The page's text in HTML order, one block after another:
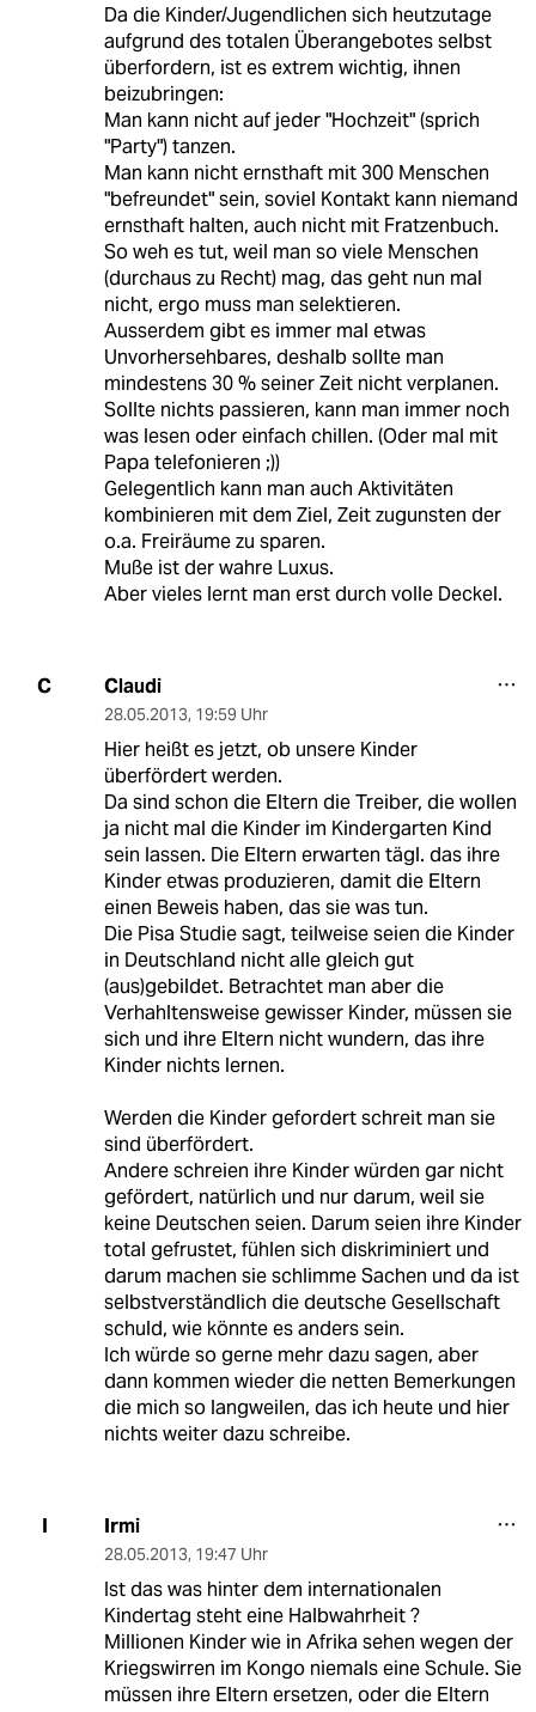
Da die Kinder/Jugendlichen sich heutzutage
aufgrund des totalen Überangebotes selbst
überfordern, ist es extrem wichtig, ihnen
beizubringen:
Man kann nicht auf jeder "Hochzeit" (sprich
"Party") tanzen.
Man kann nicht ernsthaft mit 300 Menschen
"befreundet" sein, soviel Kontakt kann niemand
ernsthaft halten, auch nicht mit Fratzenbuch.
So weh es tut, weil man so viele Menschen
(durchaus zu Recht) mag, das geht nun mal
nicht, ergo muss man selektieren.
Ausserdem gibt es immer mal etwas
Unvorhersehbares, deshalb sollte man
mindestens 30 % seiner Zeit nicht verplanen.
Sollte nichts passieren, kann man immer noch
was lesen oder einfach chillen. (Oder mal mit
Papa telefonieren ;))
Gelegentlich kann man auch Aktivitäten
kombinieren mit dem Ziel, Zeit zugunsten der
o.a. Freiräume zu sparen.
Muße ist der wahre Luxus.
Aber vieles lernt man erst durch volle Deckel.
C Claudi
28.05.2013, 19:59 Uhr
Hier heißt es jetzt, ob unsere Kinder
überfördert werden.
Da sind schon die Eltern die Treiber, die wollen
ja nicht mal die Kinder im Kindergarten Kind
sein lassen. Die Eltern erwarten tägl. das ihre
Kinder etwas produzieren, damit die Eltern
einen Beweis haben, das sie was tun.
Die Pisa Studie sagt, teilweise seien die Kinder
in Deutschland nicht alle gleich gut
(aus)gebildet. Betrachtet man aber die
Verhahltensweise gewisser Kinder, müssen sie
sich und ihre Eltern nicht wundern, das ihre
Kinder nichts lernen.
Werden die Kinder gefordert schreit man sie
sind überfördert.
Andere schreien ihre Kinder würden gar nicht
gefördert, natürlich und nur darum, weil sie
keine Deutschen seien. Darum seien ihre Kinder
total gefrustet, fühlen sich diskriminiert und
darum machen sie schlimme Sachen und da ist
selbstverständlich die deutsche Gesellschaft
schuld, wie könnte es anders sein.
Ich würde so gerne mehr dazu sagen, aber
dann kommen wieder die netten Bemerkungen
die mich so langweilen, das ich heute und hier
nichts weiter dazu schreibe.
I Irmi
28.05.2013, 19:47 Uhr
Ist das was hinter dem internationalen
Kindertag steht eine Halbwahrheit ?
Millionen Kinder wie in Afrika sehen wegen der
Kriegswirren im Kongo niemals eine Schule. Sie
müssen ihre Eltern ersetzen, oder die Eltern